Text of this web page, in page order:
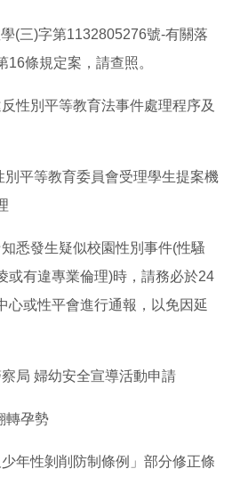
(三)字第1132805276號-有關落
16條規定案，請查照。
性別平等教育法事件處理程序及
別平等教育委員會受理學生提案機
悉發生疑似校園性別事件(性騷
或有違專業倫理)時，請務必於24
心或性平會進行通報，以免因延
局 婦幼安全宣導活動申請
轉孕勢
年性剝削防制條例」部分修正條